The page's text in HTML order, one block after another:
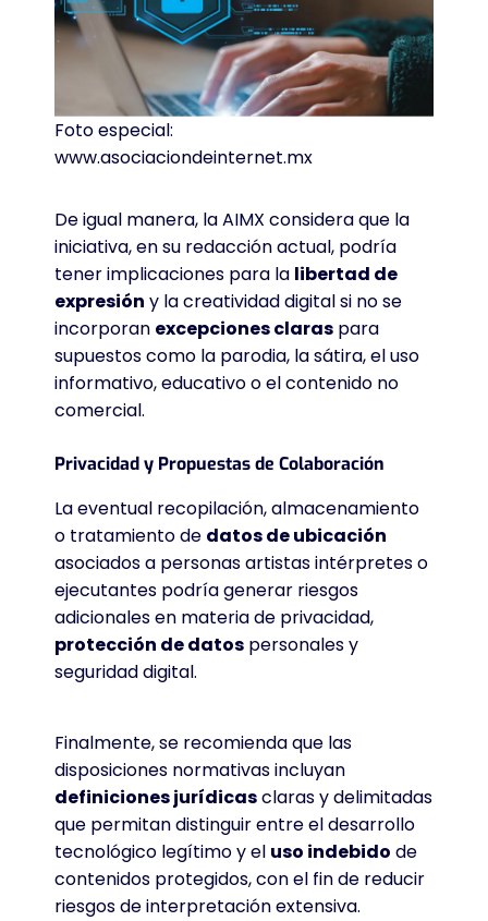
Foto especial:
www.asociaciondeinternet.mx
De igual manera, la AIMX considera que la
iniciativa, en su redacción actual, podría
tener implicaciones para la libertad de
expresión y la creatividad digital si no se
incorporan excepciones claras para
supuestos como la parodia, la sátira, el uso
informativo, educativo o el contenido no
comercial.
Privacidad y Propuestas de Colaboración
La eventual recopilación, almacenamiento
o tratamiento de datos de ubicación
asociados a personas artistas intérpretes o
ejecutantes podría generar riesgos
adicionales en materia de privacidad,
protección de datos personales y
seguridad digital.
Finalmente, se recomienda que las
disposiciones normativas incluyan
definiciones jurídicasclaras y delimitadas
que permitan distinguir entre el desarrollo
tecnológico legítimo y el uso indebido de
contenidos protegidos, con el fin de reducir
riesgos de interpretación extensiva.